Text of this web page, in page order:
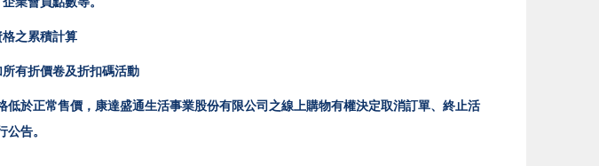
之累積計算
有折價卷及折扣碼活動
於正常售價，康達盛通生活事業股份有限公司之線上購物有權決定取消訂單、終止活
告。